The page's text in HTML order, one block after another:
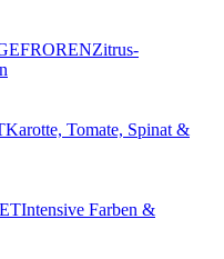
Zitrus-
Karotte, Tomate, Spinat &
Intensive Farben &